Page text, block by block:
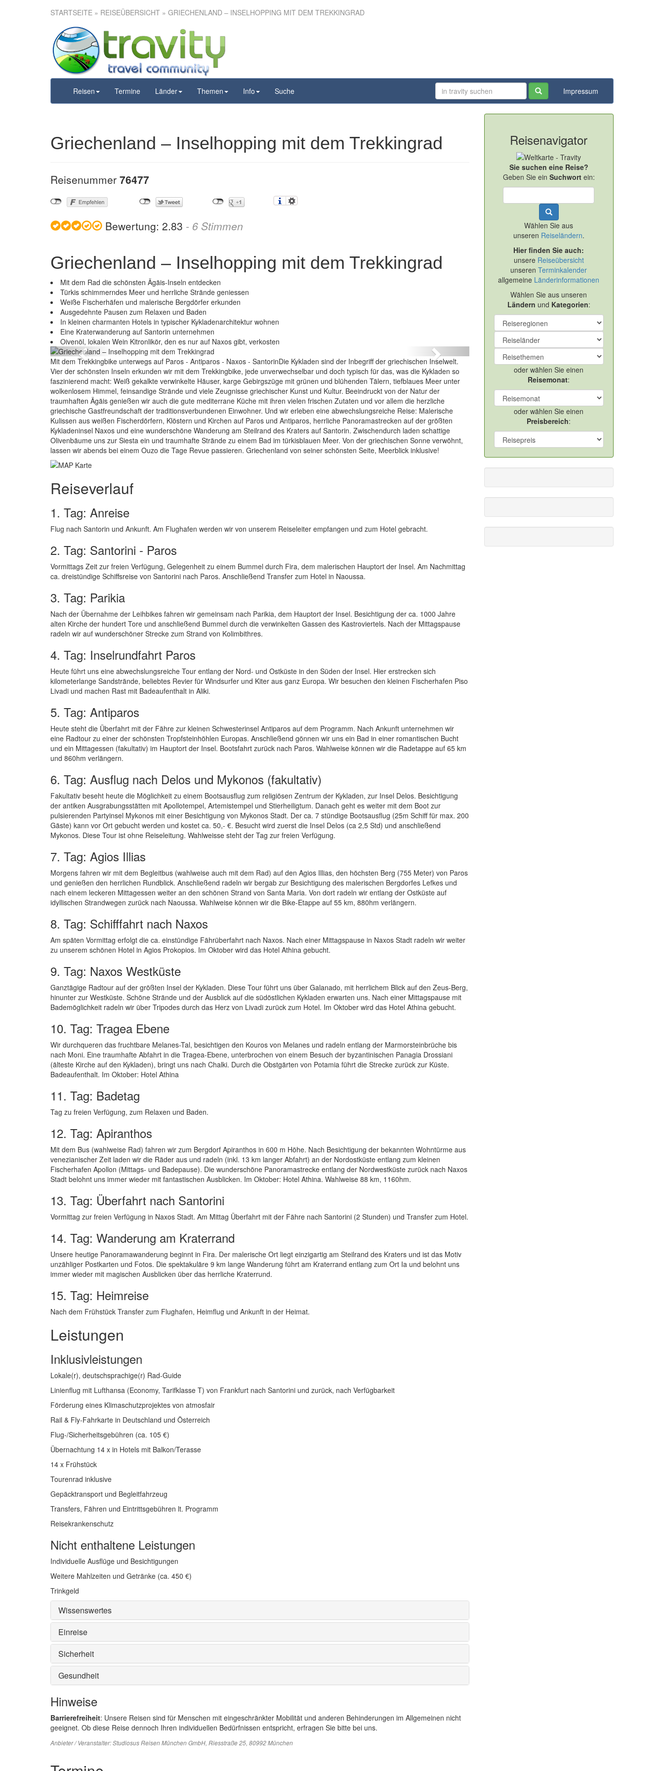
STARTSEITE » REISEÜBERSICHT » GRIECHENLAND – INSELHOPPING MIT DEM TREKKINGRAD
Reisen Termine Länder Themen Info Suche Impressum
Griechenland – Inselhopping mit
dem Trekkingrad
Griechenland – Inselhopping mit dem Trekkingrad
Reisenummer 76477
Bewertung: 2.83 - 6 Stimmen
Griechenland – Inselhopping mit dem Trekkingrad
Mit dem Rad die schönsten Ägäis-Inseln entdecken
Türkis schimmerndes Meer und herrliche Strände geniessen
Weiße Fischerhäfen und malerische Bergdörfer erkunden
Ausgedehnte Pausen zum Relaxen und Baden
In kleinen charmanten Hotels in typischer Kykladenarchitektur wohnen
Eine Kraterwanderung auf Santorin unternehmen
Oivenöl, lokalen Wein Kitronlikör, den es nur auf Naxos gibt, verkosten
Griechenland – Inselhopping mit dem Trekkingrad
Previous Next
Mit dem Trekkingbike unterwegs auf Paros - Antiparos - Naxos - SantorinDie Kykladen sind der Inbegriff der griechischen Inselwelt.
Vier der schönsten Inseln erkunden wir mit dem Trekkingbike, jede unverwechselbar und doch typisch für das, was die Kykladen so
faszinierend macht: Weiß gekalkte verwinkelte Häuser, karge Gebirgszüge mit grünen und blühenden Tälern, tiefblaues Meer unter
wolkenlosem Himmel, feinsandige Strände und viele Zeugnisse griechischer Kunst und Kultur. Beeindruckt von der Natur der
traumhaften Ägäis genießen wir auch die gute mediterrane Küche mit ihren vielen frischen Zutaten und vor allem die herzliche
griechische Gastfreundschaft der traditionsverbundenen Einwohner. Und wir erleben eine abwechslungsreiche Reise: Malerische
Kulissen aus weißen Fischerdörfern, Klöstern und Kirchen auf Paros und Antiparos, herrliche Panoramastrecken auf der größten
Kykladeninsel Naxos und eine wunderschöne Wanderung am Steilrand des Kraters auf Santorin. Zwischendurch laden schattige
Olivenbäume uns zur Siesta ein und traumhafte Strände zu einem Bad im türkisblauen Meer. Von der griechischen Sonne verwöhnt,
lassen wir abends bei einem Ouzo die Tage Revue passieren. Griechenland von seiner schönsten Seite, Meerblick inklusive!
Reiseverlauf
1. Tag: Anreise
Flug nach Santorin und Ankunft. Am Flughafen werden wir von unserem Reiseleiter empfangen und zum Hotel gebracht.
2. Tag: Santorini - Paros
Vormittags Zeit zur freien Verfügung, Gelegenheit zu einem Bummel durch Fira, dem malerischen Hauptort der Insel. Am Nachmittag
ca. dreistündige Schiffsreise von Santorini nach Paros. Anschließend Transfer zum Hotel in Naoussa.
3. Tag: Parikia
Nach der Übernahme der Leihbikes fahren wir gemeinsam nach Parikia, dem Hauptort der Insel. Besichtigung der ca. 1000 Jahre
alten Kirche der hundert Tore und anschließend Bummel durch die verwinkelten Gassen des Kastroviertels. Nach der Mittagspause
radeln wir auf wunderschöner Strecke zum Strand von Kolimbithres.
4. Tag: Inselrundfahrt Paros
Heute führt uns eine abwechslungsreiche Tour entlang der Nord- und Ostküste in den Süden der Insel. Hier erstrecken sich
kilometerlange Sandstrände, beliebtes Revier für Windsurfer und Kiter aus ganz Europa. Wir besuchen den kleinen Fischerhafen Piso
Livadi und machen Rast mit Badeaufenthalt in Aliki.
5. Tag: Antiparos
Heute steht die Überfahrt mit der Fähre zur kleinen Schwesterinsel Antiparos auf dem Programm. Nach Ankunft unternehmen wir
eine Radtour zu einer der schönsten Tropfsteinhöhlen Europas. Anschließend gönnen wir uns ein Bad in einer romantischen Bucht
und ein Mittagessen (fakultativ) im Hauptort der Insel. Bootsfahrt zurück nach Paros. Wahlweise können wir die Radetappe auf 65 km
und 860hm verlängern.
6. Tag: Ausflug nach Delos und Mykonos (fakultativ)
Fakultativ beseht heute die Möglichkeit zu einem Bootsausflug zum religiösen Zentrum der Kykladen, zur Insel Delos. Besichtigung
der antiken Ausgrabungsstätten mit Apollotempel, Artemistempel und Stierheiligtum. Danach geht es weiter mit dem Boot zur
pulsierenden Partyinsel Mykonos mit einer Besichtigung von Mykonos Stadt. Der ca. 7 stündige Bootsausflug (25m Schiff für max. 200
Gäste) kann vor Ort gebucht werden und kostet ca. 50,- €. Besucht wird zuerst die Insel Delos (ca 2,5 Std) und anschließend
Mykonos. Diese Tour ist ohne Reiseleitung. Wahlweisse steht der Tag zur freien Verfügung.
7. Tag: Agios Illias
Morgens fahren wir mit dem Begleitbus (wahlweise auch mit dem Rad) auf den Agios Illias, den höchsten Berg (755 Meter) von Paros
und genießen den herrlichen Rundblick. Anschließend radeln wir bergab zur Besichtigung des malerischen Bergdorfes Lefkes und
nach einem leckeren Mittagessen weiter an den schönen Strand von Santa Maria. Von dort radeln wir entlang der Ostküste auf
idyllischen Strandwegen zurück nach Naoussa. Wahlweise können wir die Bike-Etappe auf 55 km, 880hm verlängern.
8. Tag: Schifffahrt nach Naxos
Am späten Vormittag erfolgt die ca. einstündige Fährüberfahrt nach Naxos. Nach einer Mittagspause in Naxos Stadt radeln wir weiter
zu unserem schönen Hotel in Agios Prokopios. Im Oktober wird das Hotel Athina gebucht.
9. Tag: Naxos Westküste
Ganztägige Radtour auf der größten Insel der Kykladen. Diese Tour führt uns über Galanado, mit herrlichem Blick auf den Zeus-Berg,
hinunter zur Westküste. Schöne Strände und der Ausblick auf die südöstlichen Kykladen erwarten uns. Nach einer Mittagspause mit
Bademöglichkeit radeln wir über Tripodes durch das Herz von Livadi zurück zum Hotel. Im Oktober wird das Hotel Athina gebucht.
10. Tag: Tragea Ebene
Wir durchqueren das fruchtbare Melanes-Tal, besichtigen den Kouros von Melanes und radeln entlang der Marmorsteinbrüche bis
nach Moni. Eine traumhafte Abfahrt in die Tragea-Ebene, unterbrochen von einem Besuch der byzantinischen Panagia Drossiani
(älteste Kirche auf den Kykladen), bringt uns nach Chalki. Durch die Obstgärten von Potamia führt die Strecke zurück zur Küste.
Badeaufenthalt. Im Oktober: Hotel Athina
11. Tag: Badetag
Tag zu freien Verfügung, zum Relaxen und Baden.
12. Tag: Apiranthos
Mit dem Bus (wahlweise Rad) fahren wir zum Bergdorf Apiranthos in 600 m Höhe. Nach Besichtigung der bekannten Wohntürme aus
venezianischer Zeit laden wir die Räder aus und radeln (inkl. 13 km langer Abfahrt) an der Nordostküste entlang zum kleinen
Fischerhafen Apollon (Mittags- und Badepause). Die wunderschöne Panoramastrecke entlang der Nordwestküste zurück nach Naxos
Stadt belohnt uns immer wieder mit fantastischen Ausblicken. Im Oktober: Hotel Athina. Wahlweise 88 km, 1160hm.
13. Tag: Überfahrt nach Santorini
Vormittag zur freien Verfügung in Naxos Stadt. Am Mittag Überfahrt mit der Fähre nach Santorini (2 Stunden) und Transfer zum Hotel.
14. Tag: Wanderung am Kraterrand
Unsere heutige Panoramawanderung beginnt in Fira. Der malerische Ort liegt einzigartig am Steilrand des Kraters und ist das Motiv
unzähliger Postkarten und Fotos. Die spektakuläre 9 km lange Wanderung führt am Kraterrand entlang zum Ort Ia und belohnt uns
immer wieder mit magischen Ausblicken über das herrliche Kraterrund.
15. Tag: Heimreise
Nach dem Frühstück Transfer zum Flughafen, Heimflug und Ankunft in der Heimat.
Leistungen
Inklusivleistungen
Lokale(r), deutschsprachige(r) Rad-Guide
Linienflug mit Lufthansa (Economy, Tarifklasse T) von Frankfurt nach Santorini und zurück, nach Verfügbarkeit
Förderung eines Klimaschutzprojektes von atmosfair
Rail & Fly-Fahrkarte in Deutschland und Österreich
Flug-/Sicherheitsgebühren (ca. 105 €)
Übernachtung 14 x in Hotels mit Balkon/Terasse
14 x Frühstück
Tourenrad inklusive
Gepäcktransport und Begleitfahrzeug
Transfers, Fähren und Eintrittsgebühren lt. Programm
Reisekrankenschutz
Nicht enthaltene Leistungen
Individuelle Ausflüge und Besichtigungen
Weitere Mahlzeiten und Getränke (ca. 450 €)
Trinkgeld
Wissenswertes
Einreise
Sicherheit
Gesundheit
Hinweise
Barrierefreiheit: Unsere Reisen sind für Menschen mit eingeschränkter Mobilität und anderen Behinderungen im Allgemeinen nicht
geeignet. Ob diese Reise dennoch Ihren individuellen Bedürfnissen entspricht, erfragen Sie bitte bei uns.
Anbieter / Veranstalter:Studiosus Reisen München GmbH, Riesstraße 25, 80992 München
Reisenavigator
Sie suchen eine Reise?
Geben Sie ein Suchwortein:
Wählen Sie aus
unseren Reiseländern.
Hier finden Sie auch:
unsere Reiseübersicht
unserenTerminkalender
allgemeine Länderinformationen
Wählen Sie aus unseren
Ländern und Kategorien:
oder wählen Sie einen
Reisemonat:
oder wählen Sie einen
Preisbereich: